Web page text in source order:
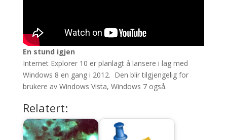
En stund igjen
Internet Explorer 10 er planlagt å lansere i lag med
Windows 8 en gang i 2012. Den blir tilgjengelig for
brukere av Windows Vista, Windows 7 også.
Relatert: